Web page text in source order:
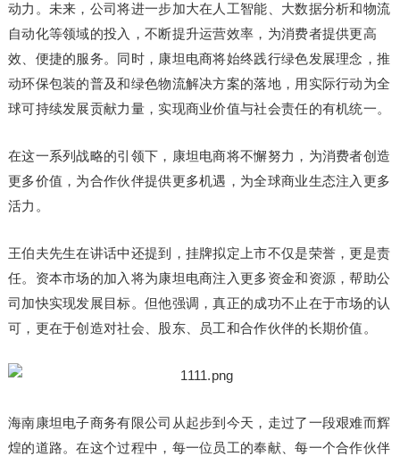
动力。未来，公司将进一步加大在人工智能、大数据分析和物流
自动化等领域的投入，不断提升运营效率，为消费者提供更高
效、便捷的服务。同时，康坦电商将始终践行绿色发展理念，推
动环保包装的普及和绿色物流解决方案的落地，用实际行动为全
球可持续发展贡献力量，实现商业价值与社会责任的有机统一。
在这一系列战略的引领下，康坦电商将不懈努力，为消费者创造
更多价值，为合作伙伴提供更多机遇，为全球商业生态注入更多
活力。
王伯夫先生在讲话中还提到，挂牌拟定上市不仅是荣誉，更是责
任。资本市场的加入将为康坦电商注入更多资金和资源，帮助公
司加快实现发展目标。但他强调，真正的成功不止在于市场的认
可，更在于创造对社会、股东、员工和合作伙伴的长期价值。
海南康坦电子商务有限公司从起步到今天，走过了一段艰难而辉
煌的道路。在这个过程中，每一位员工的奉献、每一个合作伙伴